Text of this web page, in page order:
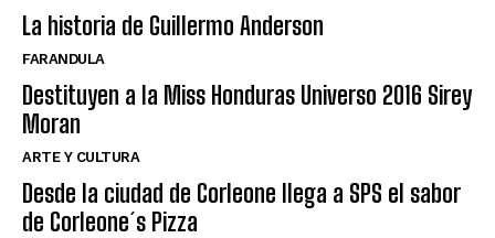
La historia de Guillermo Anderson
FARANDULA
Destituyen a la Miss Honduras Universo 2016 Sirey
Moran
ARTE Y CULTURA
Desde la ciudad de Corleone llega a SPS el sabor
de Corleone´s Pizza